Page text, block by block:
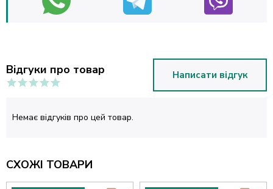
Відгуки про товар Написати відгук
Немає відгуків про цей товар.
СХОЖІ ТОВАРИ